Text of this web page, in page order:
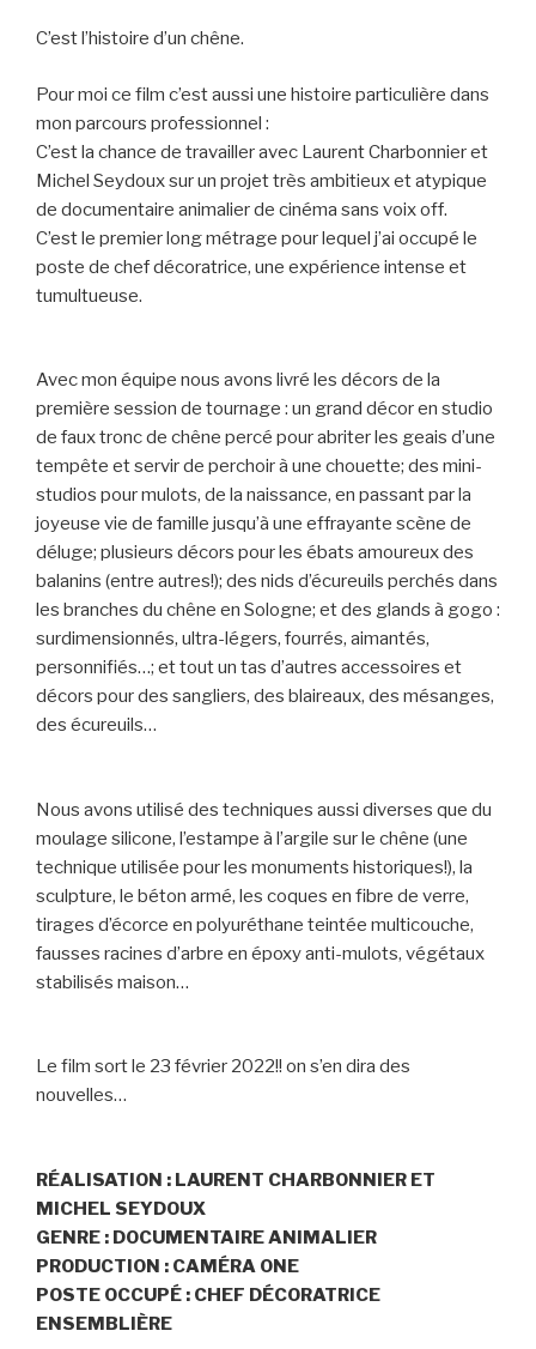
C’est l’histoire d’un chêne.
Pour moi ce film c’est aussi une histoire particulière dans
mon parcours professionnel :
C’est la chance de travailler avec Laurent Charbonnier et
Michel Seydoux sur un projet très ambitieux et atypique
de documentaire animalier de cinéma sans voix off.
C’est le premier long métrage pour lequel j’ai occupé le
poste de chef décoratrice, une expérience intense et
tumultueuse.
Avec mon équipe nous avons livré les décors de la
première session de tournage : un grand décor en studio
de faux tronc de chêne percé pour abriter les geais d’une
tempête et servir de perchoir à une chouette; des mini-
studios pour mulots, de la naissance, en passant par la
joyeuse vie de famille jusqu’à une effrayante scène de
déluge; plusieurs décors pour les ébats amoureux des
balanins (entre autres!); des nids d’écureuils perchés dans
les branches du chêne en Sologne; et des glands à gogo :
surdimensionnés, ultra-légers, fourrés, aimantés,
personnifiés…; et tout un tas d’autres accessoires et
décors pour des sangliers, des blaireaux, des mésanges,
des écureuils…
Nous avons utilisé des techniques aussi diverses que du
moulage silicone, l’estampe à l’argile sur le chêne (une
technique utilisée pour les monuments historiques!), la
sculpture, le béton armé, les coques en fibre de verre,
tirages d’écorce en polyuréthane teintée multicouche,
fausses racines d’arbre en époxy anti-mulots, végétaux
stabilisés maison…
Le film sort le 23 février 2022!! on s’en dira des
nouvelles…
RÉALISATION : LAURENT CHARBONNIER ET
MICHEL SEYDOUX
GENRE : DOCUMENTAIRE ANIMALIER
PRODUCTION : CAMÉRA ONE
POSTE OCCUPÉ : CHEF DÉCORATRICE
ENSEMBLIÈRE